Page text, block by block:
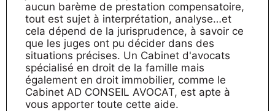
aucun barème de prestation compensatoire,
tout est sujet à interprétation, analyse…et
cela dépend de la jurisprudence, à savoir ce
que les juges ont pu décider dans des
situations précises. Un Cabinet d'avocats
spécialisé en droit de la famille mais
également en droit immobilier, comme le
Cabinet AD CONSEIL AVOCAT, est apte à
vous apporter toute cette aide.